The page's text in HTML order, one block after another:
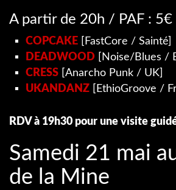
A partir de 20h / PAF : 5€
COPCAKE [FastCore / Sainté]
DEADWOOD [Noise/Blues /
CRESS [Anarcho Punk / UK]
UKANDANZ [EthioGroove /
RDV à 19h30 pour une visite
Samedi 21 mai
de la Mine